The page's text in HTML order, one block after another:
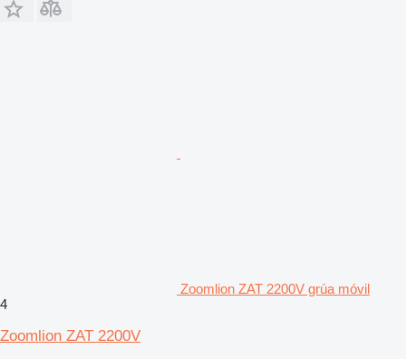
Zoomlion ZAT 2200V grúa móvil
4
Zoomlion ZAT 2200V